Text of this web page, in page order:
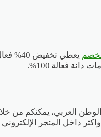
يعطي
فعالة 100%.
والوطن العربي، يمكنكم من
داخل المتجر